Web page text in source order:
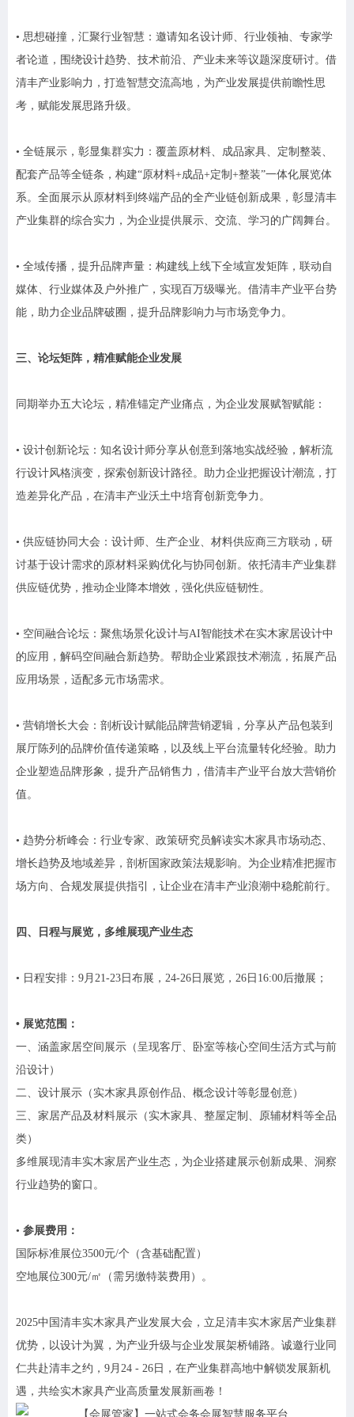
• 思想碰撞，汇聚行业智慧：邀请知名设计师、行业领袖、专家学
者论道，围绕设计趋势、技术前沿、产业未来等议题深度研讨。借
清丰产业影响力，打造智慧交流高地，为产业发展提供前瞻性思
考，赋能发展思路升级。
• 全链展示，彰显集群实力：覆盖原材料、成品家具、定制整装、
配套产品等全链条，构建“原材料+成品+定制+整装”一体化展览体
系。全面展示从原材料到终端产品的全产业链创新成果，彰显清丰
产业集群的综合实力，为企业提供展示、交流、学习的广阔舞台。
• 全域传播，提升品牌声量：构建线上线下全域宣发矩阵，联动自
媒体、行业媒体及户外推广，实现百万级曝光。借清丰产业平台势
能，助力企业品牌破圈，提升品牌影响力与市场竞争力。
三、论坛矩阵，精准赋能企业发展
同期举办五大论坛，精准锚定产业痛点，为企业发展赋智赋能：
• 设计创新论坛：知名设计师分享从创意到落地实战经验，解析流
行设计风格演变，探索创新设计路径。助力企业把握设计潮流，打
造差异化产品，在清丰产业沃土中培育创新竞争力。
• 供应链协同大会：设计师、生产企业、材料供应商三方联动，研
讨基于设计需求的原材料采购优化与协同创新。依托清丰产业集群
供应链优势，推动企业降本增效，强化供应链韧性。
• 空间融合论坛：聚焦场景化设计与AI智能技术在实木家居设计中
的应用，解码空间融合新趋势。帮助企业紧跟技术潮流，拓展产品
应用场景，适配多元市场需求。
• 营销增长大会：剖析设计赋能品牌营销逻辑，分享从产品包装到
展厅陈列的品牌价值传递策略，以及线上平台流量转化经验。助力
企业塑造品牌形象，提升产品销售力，借清丰产业平台放大营销价
值。
• 趋势分析峰会：行业专家、政策研究员解读实木家具市场动态、
增长趋势及地域差异，剖析国家政策法规影响。为企业精准把握市
场方向、合规发展提供指引，让企业在清丰产业浪潮中稳舵前行。
四、日程与展览，多维展现产业生态
• 日程安排：9月21-23日布展，24-26日展览，26日16:00后撤展；
• 展览范围：
一、涵盖家居空间展示（呈现客厅、卧室等核心空间生活方式与前
沿设计）
二、设计展示（实木家具原创作品、概念设计等彰显创意）
三、家居产品及材料展示（实木家具、整屋定制、原辅材料等全品
类）
多维展现清丰实木家居产业生态，为企业搭建展示创新成果、洞察
行业趋势的窗口。
• 参展费用：
国际标准展位3500元/个（含基础配置）
空地展位300元/㎡（需另缴特装费用）。
2025中国清丰实木家具产业发展大会，立足清丰实木家居产业集群
优势，以设计为翼，为产业升级与企业发展架桥铺路。诚邀行业同
仁共赴清丰之约，9月24 - 26日，在产业集群高地中解锁发展新机
遇，共绘实木家具产业高质量发展新画卷！